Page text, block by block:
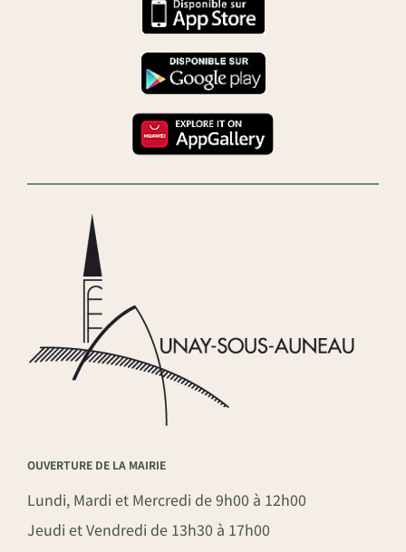
OUVERTURE DE LA MAIRIE
Lundi, Mardi et Mercredi de 9h00 à 12h00
Jeudi et Vendredi de 13h30 à 17h00